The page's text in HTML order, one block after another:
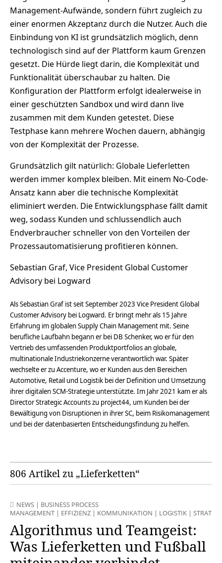
Management-Aufwände, sondern führt zugleich zu
einer enormen Akzeptanz durch die Nutzer. Auch die
Einbindung von KI ist grundsätzlich möglich, denn
technologisch sind auf der Plattform kaum Grenzen
gesetzt. Die Hürde liegt darin, die Komplexität und
Funktionalität überschaubar zu halten. Die
Konfiguration der Plattform erfolgt idealerweise in
einer geschützten Sandbox und wird dann live
zusammen mit dem Kunden getestet. Diese
Testphase kann mehrere Wochen dauern, abhängig
von der Komplexität der Prozesse.
Grundsätzlich gilt natürlich: Globale Lieferletten
werden immer komplex bleiben. Mit einem No-Code-
Ansatz kann aber die technische Komplexität
eliminiert werden. Die Entwicklungsphase fällt damit
weg, sodass Kunden und schlussendlich auch
Endverbraucher schneller von den Vorteilen der
Prozessautomatisierung profitieren können.
Sebastian Graf, Vice President Global Customer
Advisory bei Logward
Als Sebastian Graf ist seit September 2023 Vice President Global
Customer Advisory bei Logward. Er bringt mehr als 15 Jahre
Erfahrung im globalen Supply Chain Management mit. Seine
berufliche Laufbahn begann er bei DB Schenker, wo er für den
Vertrieb des umfassenden Produktportfolios an globale,
multinationale Industriekonzerne verantwortlich war. Später
wechselte er zu Accenture, wo er Kunden aus den Bereichen
Automotive, Retail und Logistik bei der Definition und Umsetzung
ihrer digitalen SCM-Strategie unterstützte. Im Jahr 2021 kam er als
Director Strategic Accounts zu project44, um Kunden bei der
Bewältigung von Disruptionen in ihrer SC, beim Risikomanagement
und bei der datenbasierten Entscheidungsfindung zu helfen.
806 Artikel zu „Lieferketten“
NEWS | BUSINESS PROCESS
MANAGEMENT | EFFIZIENZ | KOMMUNIKATION | LOGISTIK |
Algorithmus und Teamgeist:
Was Lieferketten und Fußball